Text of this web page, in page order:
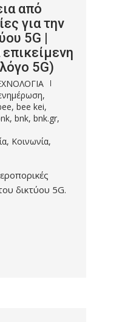
από
για την
5G |
5G)
,
, bee kei,
, bnk, bnk.gr,
, Κοινωνία,
δικτύου 5G.